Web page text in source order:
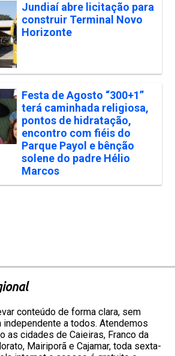
Jundiaí abre licitação para
construir Terminal Novo
Horizonte
Festa de Agosto “300+1”
terá caminhada religiosa,
pontos de hidratação,
encontro com fiéis do
Parque Payol e bênção
solene do padre Hélio
Marcos
conteúdo de forma clara, sem
independente a todos. Atendemos
as cidades de Caieiras, Franco da
Mairiporã e Cajamar, toda sexta-